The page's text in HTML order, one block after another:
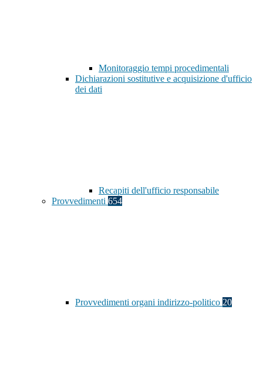
Monitoraggio tempi procedimentali
Dichiarazioni sostitutive e acquisizione d'ufficio
dei dati
Recapiti dell'ufficio responsabile
Provvedimenti 654
Provvedimenti organi indirizzo-politico 20